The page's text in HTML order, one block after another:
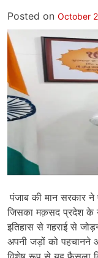
Posted on October
पंजाब की मान सरकार
जिसका मक़सद प्रदेश के
इतिहास से गहराई से
अपनी जड़ों को पहचानने